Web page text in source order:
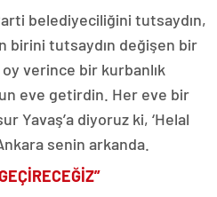
belediyeciliğini tutsaydın,
birini tutsaydın değişen bir
oy verince bir kurbanlık
eve getirdin. Her eve bir
Yavaş’a diyoruz ki, ‘Helal
senin arkanda.